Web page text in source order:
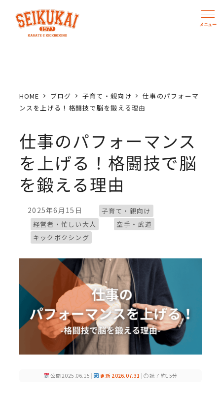
HOME ブログ 子育て・親向け
仕事のパフォーマ
ンスを上げる！格闘技で脳を鍛える理由
仕事のパフォーマンス
を上げる！格闘技で脳
を鍛える理由
投稿日
2025年6月15日 ブログカテゴリー
子育て・親向け
ブログカテゴリー
経営者・忙しい大人 ブログカテゴリー
空手・武道
ブログカテゴリー
キックボクシング
公開 2025.06.15 | 更新 2026.07.31 | ⏱ 読了 約15分